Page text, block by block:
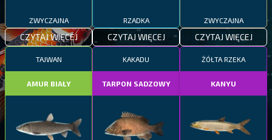
ZWYCZAJNA
CZYTAJ WIĘCEJ
RZADKA
CZYTAJ WIĘCEJ
ZWYCZAJNA
CZYTAJ WIĘCEJ
TAJWAN
AMUR BIAŁY
KAKADU
TARPON SADZOWY
ŻÓŁTA RZEKA
KANYU